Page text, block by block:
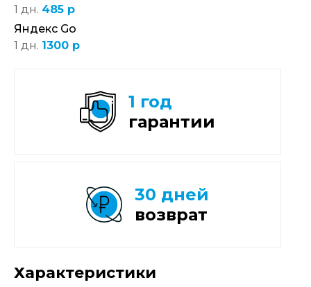
1 дн. 485 р
Яндекс Go
1 дн. 1300 р
Характеристики
1 год
гарантии
30 дней
возврат